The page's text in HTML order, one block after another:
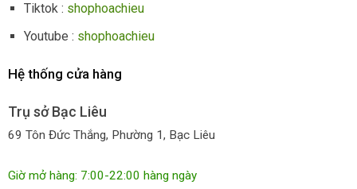
Tiktok : shophoachieu
Youtube : shophoachieu
Hệ thống cửa hàng
Trụ sở Bạc Liêu
69 Tôn Đức Thắng, Phường 1, Bạc Liêu
Giờ mở hàng: 7:00-22:00 hàng ngày